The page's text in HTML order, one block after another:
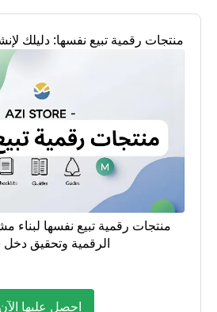
منتجات رقمية تبيع نفسها: دليلك
منتجات رقمية تبيع نفسها لبناء
الرقمية وتحقيق
احصل عليها الآن